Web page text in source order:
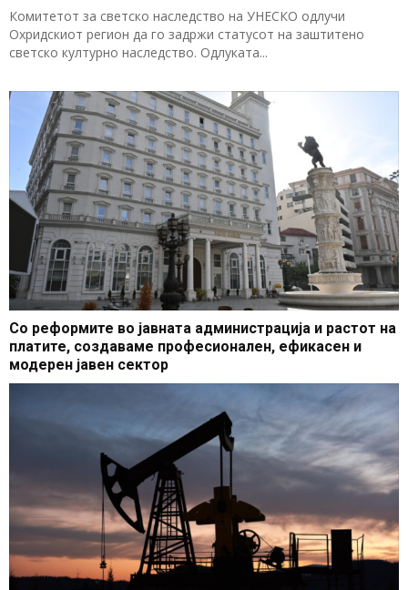
Комитетот за светско наследство на УНЕСКО одлучи
Охридскиот регион да го задржи статусот на заштитено
светско културно наследство. Одлуката...
Со реформите во јавната администрација и растот на
платите, создаваме професионален, ефикасен и
модерен јавен сектор